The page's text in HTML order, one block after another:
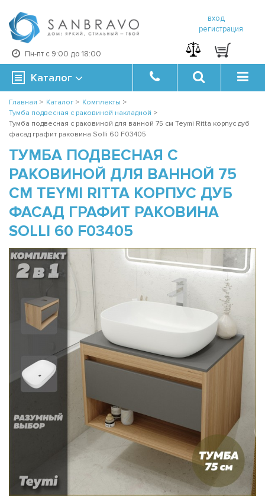
Пн-пт с 9:00 до 18:00
вход
регистрация
Каталог
Главная > Каталог > Комплекты >
Тумба подвесная с раковиной накладной >
Тумба подвесная с раковиной для ванной 75 см Teymi Ritta корпус дуб
фасад графит раковина Solli 60 F03405
ТУМБА ПОДВЕСНАЯ С
РАКОВИНОЙ ДЛЯ ВАННОЙ 75
СМ TEYMI RITTA КОРПУС ДУБ
ФАСАД ГРАФИТ РАКОВИНА
SOLLI 60 F03405